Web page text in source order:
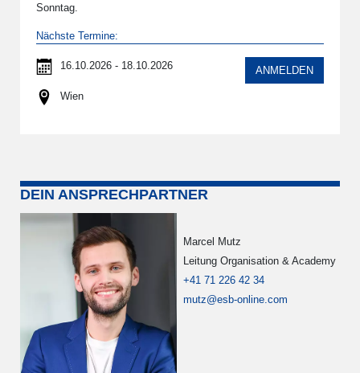
Sonntag.
Nächste Termine:
16.10.2026 - 18.10.2026
Wien
ANMELDEN
DEIN ANSPRECHPARTNER
Marcel Mutz
Leitung Organisation & Academy
+41 71 226 42 34
mutz@esb-online.com